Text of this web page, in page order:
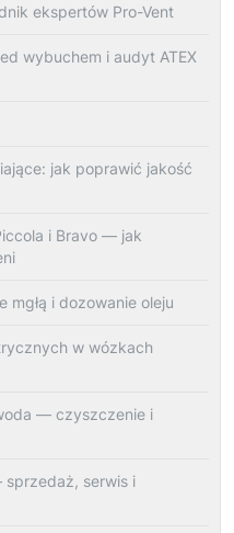
ekspertów Pro-Vent
wybuchem i audyt ATEX
jak poprawić jakość
i Bravo — jak
i dozowanie oleju
w wózkach
— czyszczenie i
sprzedaż, serwis i